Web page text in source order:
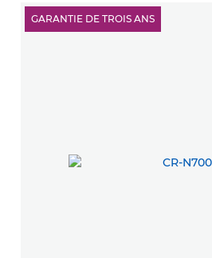
GARANTIE DE TROIS ANS